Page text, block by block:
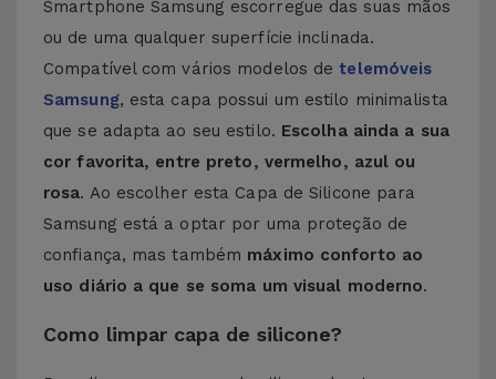
Smartphone Samsung escorregue das suas mãos
ou de uma qualquer superfície inclinada.
Compatível com vários modelos detelemóveis
Samsung, esta capa possui um estilo minimalista
que se adapta ao seu estilo. Escolha ainda a sua
cor favorita, entre preto, vermelho, azul ou
rosa. Ao escolher esta Capa de Silicone para
Samsung está a optar por uma proteção de
confiança, mas também máximo conforto ao
uso diário a que se soma um visual moderno.
Como limpar capa de silicone?